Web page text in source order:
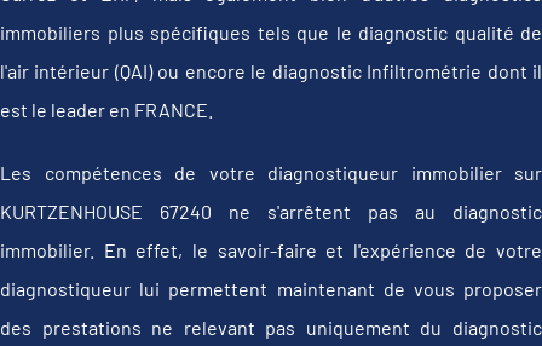
immobiliers plus spécifiques tels que le diagnostic qualité de
l'air intérieur (QAI) ou encore le diagnostic Infiltrométrie dont il
est le leader en FRANCE.
Les compétences de votre diagnostiqueur immobilier sur
KURTZENHOUSE 67240 ne s'arrêtent pas au diagnostic
immobilier. En effet, le savoir-faire et l'expérience de votre
diagnostiqueur lui permettent maintenant de vous proposer
des prestations ne relevant pas uniquement du diagnostic